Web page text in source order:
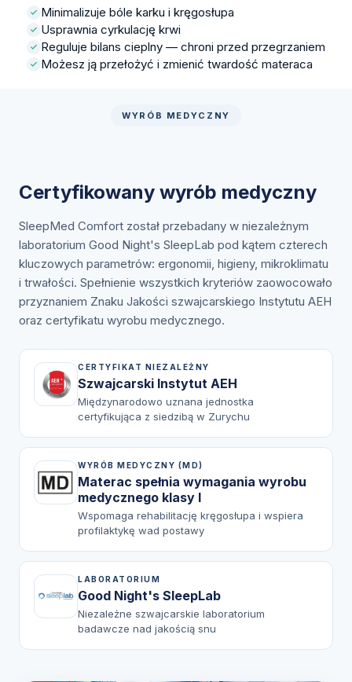
Minimalizuje bóle karku i kręgosłupa
Usprawnia cyrkulację krwi
Reguluje bilans cieplny — chroni przed przegrzaniem
Możesz ją przełożyć i zmienić twardość materaca
WYRÓB MEDYCZNY
Certyfikowany wyrób medyczny
SleepMed Comfort został przebadany w niezależnym
laboratorium Good Night's SleepLab pod kątem czterech
kluczowych parametrów: ergonomii, higieny, mikroklimatu
i trwałości. Spełnienie wszystkich kryteriów zaowocowało
przyznaniem Znaku Jakości szwajcarskiego Instytutu AEH
oraz certyfikatu wyrobu medycznego.
CERTYFIKAT NIEZALEŻNY
Szwajcarski Instytut AEH
Międzynarodowo uznana jednostka
certyfikująca z siedzibą w Zurychu
WYRÓB MEDYCZNY (MD)
Materac spełnia wymagania wyrobu
medycznego klasy I
Wspomaga rehabilitację kręgosłupa i wspiera
profilaktykę wad postawy
LABORATORIUM
Good Night's SleepLab
Niezależne szwajcarskie laboratorium
badawcze nad jakością snu